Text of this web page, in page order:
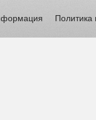
Политика